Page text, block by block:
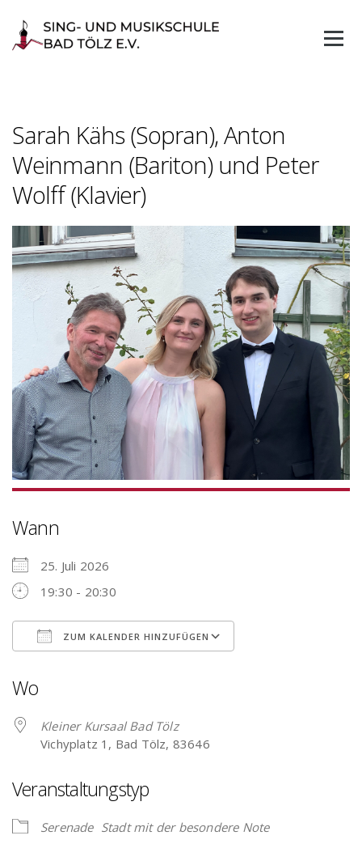
content
Sarah Kähs (Sopran), Anton
Weinmann (Bariton) und Peter
Wolff (Klavier)
Wann
25. Juli 2026
19:30 - 20:30
ZUM KALENDER HINZUFÜGEN
Wo
Kleiner Kursaal Bad Tölz
Vichyplatz 1, Bad Tölz, 83646
Veranstaltungstyp
Serenade Stadt mit der besondere Note